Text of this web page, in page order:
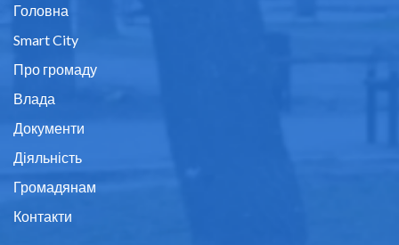
Головна
Smart City
Про громаду
Влада
Документи
Діяльність
Громадянам
Контакти